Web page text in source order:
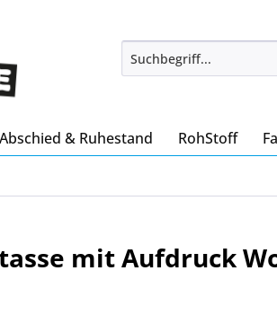
Abschied & Ruhestand RohStoff
mit Aufdruck